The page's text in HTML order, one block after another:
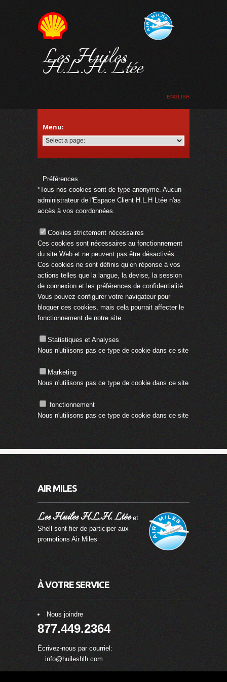
Les Huiles
H.L.H. Ltée
ENGLISH
Préférences
*Tous nos cookies sont de type anonyme. Aucun
administrateur de l'Espace Client H.L.H Ltée n'as
accès à vos coordonnées.
Cookies strictement nécessaires
Ces cookies sont nécessaires au fonctionnement
du site Web et ne peuvent pas être désactivés.
Ces cookies ne sont définis qu’en réponse à vos
actions telles que la langue, la devise, la session
de connexion et les préférences de confidentialité.
Vous pouvez configurer votre navigateur pour
bloquer ces cookies, mais cela pourrait affecter le
fonctionnement de notre site.
Statistiques et Analyses
Nous n'utilisons pas ce type de cookie dans ce site
Marketing
Nous n'utilisons pas ce type de cookie dans ce site
fonctionnement
Nous n'utilisons pas ce type de cookie dans ce site
AIR MILES
Les Huiles H.L.H. Ltéeet
Shell sont fier de participer aux
promotions Air Miles
À VOTRE SERVICE
Nous joindre
877.449.2364
Écrivez-nous par courriel:
info@huileshlh.com